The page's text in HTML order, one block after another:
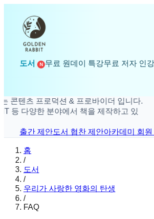
도서 N 무료 원데이 특강무료 저자 인강
츠 프로덕션 & 프로바이더 입니다.
양한 분야에서 책을 제작하고 있
출간 제안도서 협찬 제안아카데미 회원
홈
/
도서
/
우리가 사랑한 영화의 탄생
/
FAQ